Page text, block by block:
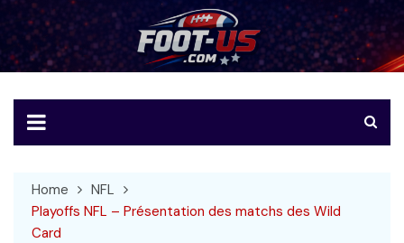
to
content
Foot-US
Le football américain en français
Home
NFL
Playoffs NFL – Présentation des matchs des Wild
Card